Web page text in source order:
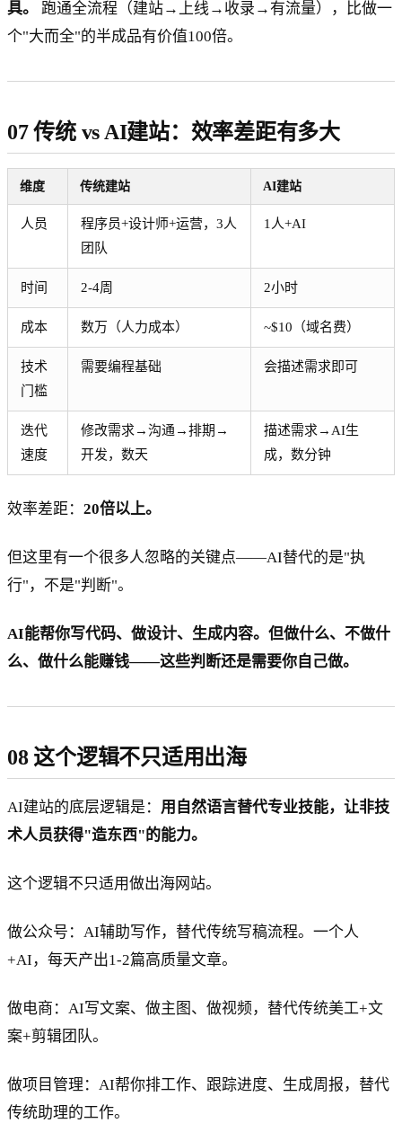
具。
跑通全流程（建站→上线→收录→有流量），比做一
个"大而全"的半成品有价值100倍。
07 传统 vs AI建站：效率差距有多大
维度 传统建站 AI建站
人员
程序员+设计师+运营，3人
团队
1人+AI
时间 2-4周 2小时
成本 数万（人力成本） ~$10（域名费）
技术
门槛
需要编程基础 会描述需求即可
迭代
速度
修改需求→沟通→排期→
开发，数天
描述需求→AI生
成，数分钟
效率差距： 20倍以上。
但这里有一个很多人忽略的关键点——AI替代的是"执
行"，不是"判断"。
AI能帮你写代码、做设计、生成内容。但做什么、不做什
么、做什么能赚钱——这些判断还是需要你自己做。
08 这个逻辑不只适用出海
AI建站的底层逻辑是： 用自然语言替代专业技能，让非技
术人员获得"造东西"的能力。
这个逻辑不只适用做出海网站。
做公众号：AI辅助写作，替代传统写稿流程。一个人
+AI，每天产出1-2篇高质量文章。
做电商：AI写文案、做主图、做视频，替代传统美工+文
案+剪辑团队。
做项目管理：AI帮你排工作、跟踪进度、生成周报，替代
传统助理的工作。